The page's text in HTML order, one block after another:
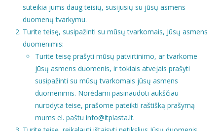
suteikia jums daug teisių, susijusių su jūsų asmens
duomenų tvarkymu.
Turite teisę, susipažinti su mūsų tvarkomais, Jūsų asmens
duomenimis:
Turite teisę prašyti mūsų patvirtinimo, ar tvarkome
jūsų asmens duomenis, ir tokiais atvejais prašyti
susipažinti su mūsų tvarkomais jūsų asmens
duomenimis. Norėdami pasinaudoti aukščiau
nurodyta teise, prašome pateikti raštišką prašymą
mums el. paštu info@itplasta.lt.